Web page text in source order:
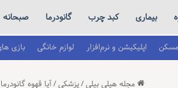
بیماری کبد چرب گانودرما صبحانه
اپلیکیشن و نرم‌افزار لوازم خانگی بازی
مجله هیلی بیلی/پزشکی/آیا قهوه